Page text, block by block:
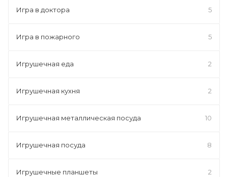
Игра в доктора 5
Игра в пожарного 5
Игрушечная еда 2
Игрушечная кухня 2
Игрушечная металлическая посуда 10
Игрушечная посуда 8
Игрушечные планшеты 2